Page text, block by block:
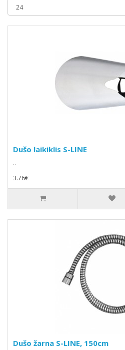
Dušo laikiklis S-LINE
..
3.76€
Dušo žarna S-LINE, 150cm